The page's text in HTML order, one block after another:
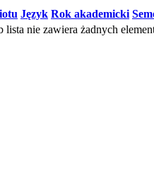
Język Rok akademicki
nie zawiera żadnych